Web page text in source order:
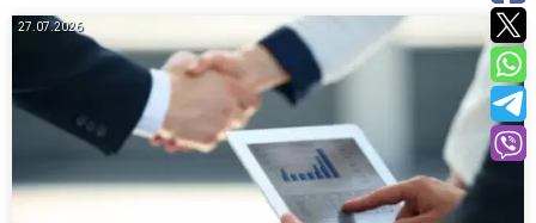
27.07.2026